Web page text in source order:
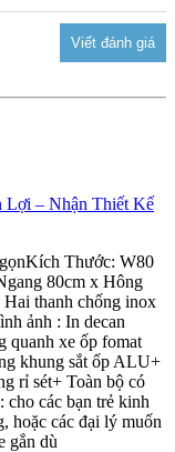
Thước: W80
80cm x Hông
thanh chống inox
ảnh : In decan
quanh xe ốp fomat
khung sắt ốp ALU+
rỉ sét+ Toàn bộ có
cho các bạn trẻ kinh
hoặc các đại lý muốn
gắn dù